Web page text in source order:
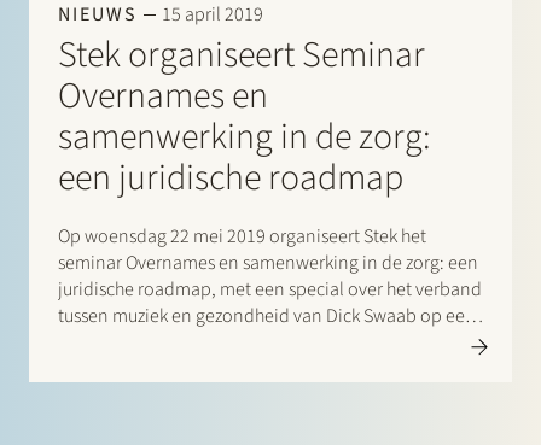
NIEUWS 15 april 2019
Stek organiseert Seminar
Overnames en
samenwerking in de zorg:
een juridische roadmap
Op woensdag 22 mei 2019 organiseert Stek het
seminar Overnames en samenwerking in de zorg: een
juridische roadmap, met een special over het verband
tussen muziek en gezondheid van Dick Swaab op een